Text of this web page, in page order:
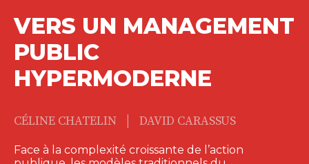
VERS UN MANAGEMENT
PUBLIC
HYPERMODERNE
CÉLINE CHATELIN DAVID CARASSUS
Face à la complexité croissante de l’action